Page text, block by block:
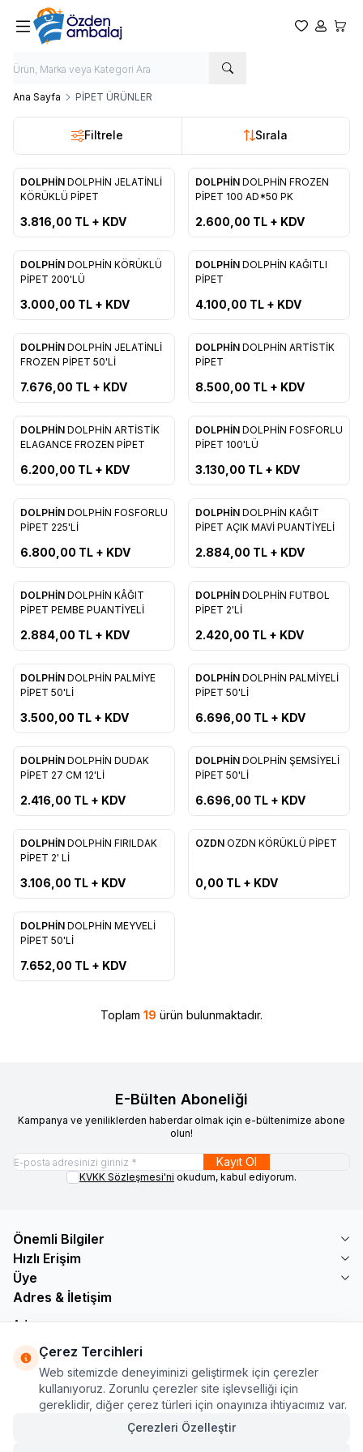
Favorilerim
Hesabım
Ana Sayfa PİPET ÜRÜNLER
Filtrele Sırala
Yeni
Favorilere Ekle
DOLPHİN DOLPHİN JELATİNLİ
KÖRÜKLÜ PİPET
3.816,00 TL + KDV
Yeni
Favorilere Ekle
DOLPHİN DOLPHİN FROZEN
PİPET 100 AD*50 PK
2.600,00 TL + KDV
Yeni
Favorilere Ekle
DOLPHİN DOLPHİN KÖRÜKLÜ
PİPET 200'LÜ
3.000,00 TL + KDV
Yeni
Favorilere Ekle
DOLPHİN DOLPHİN KAĞITLI
PİPET
4.100,00 TL + KDV
Yeni
Favorilere Ekle
DOLPHİN DOLPHİN JELATİNLİ
FROZEN PİPET 50'Lİ
7.676,00 TL + KDV
Yeni
Favorilere Ekle
DOLPHİN DOLPHİN ARTİSTİK
PİPET
8.500,00 TL + KDV
Yeni
Favorilere Ekle
DOLPHİN DOLPHİN ARTİSTİK
ELAGANCE FROZEN PİPET
6.200,00 TL + KDV
Yeni
Favorilere Ekle
DOLPHİN DOLPHİN FOSFORLU
PİPET 100'LÜ
3.130,00 TL + KDV
Yeni
Favorilere Ekle
DOLPHİN DOLPHİN FOSFORLU
PİPET 225'Lİ
6.800,00 TL + KDV
Yeni
Favorilere Ekle
DOLPHİN DOLPHİN KAĞIT
PİPET AÇIK MAVİ PUANTİYELİ
2.884,00 TL + KDV
Yeni
Favorilere Ekle
DOLPHİN DOLPHİN KÂĞIT
PİPET PEMBE PUANTİYELİ
2.884,00 TL + KDV
Yeni
Favorilere Ekle
DOLPHİN DOLPHİN FUTBOL
PİPET 2'Lİ
2.420,00 TL + KDV
Favorilere Ekle
DOLPHİN DOLPHİN PALMİYE
PİPET 50'Lİ
3.500,00 TL + KDV
Yeni
Favorilere Ekle
DOLPHİN DOLPHİN PALMİYELİ
PİPET 50'Lİ
6.696,00 TL + KDV
Yeni
Favorilere Ekle
DOLPHİN DOLPHİN DUDAK
PİPET 27 CM 12'Lİ
2.416,00 TL + KDV
Yeni
Favorilere Ekle
DOLPHİN DOLPHİN ŞEMSİYELİ
PİPET 50'Lİ
6.696,00 TL + KDV
Yeni
Favorilere Ekle
DOLPHİN DOLPHİN FIRILDAK
PİPET 2' Lİ
3.106,00 TL + KDV
Tükendi
OZDN OZDN KÖRÜKLÜ PİPET
0,00 TL + KDV
Yeni
Favorilere Ekle
DOLPHİN ​DOLPHİN MEYVELİ
PİPET 50'Lİ
7.652,00 TL + KDV
Toplam 19 ürün bulunmaktadır.
E-Bülten Aboneliği
Kampanya ve yeniliklerden haberdar olmak için e-bültenimize abone
olun!
Kayıt Ol
KVKK Sözleşmesi'ni okudum, kabul ediyorum.
Önemli Bilgiler
Hızlı Erişim
Üye
Adres & İletişim
Adres
İSTANBUL
Telefon
+90 555 560 27 32
E-Posta
ozdnylmz71@gmail.com
Çerez Tercihleri
Web sitemizde deneyiminizi geliştirmek için çerezler
kullanıyoruz. Zorunlu çerezler site işlevselliği için
gereklidir, diğer çerez türleri için onayınıza ihtiyacımız var.
Çerezleri Özelleştir